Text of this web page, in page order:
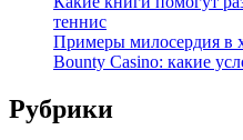
теннис
Примеры милосердия в
Bounty Casino: какие
Рубрики